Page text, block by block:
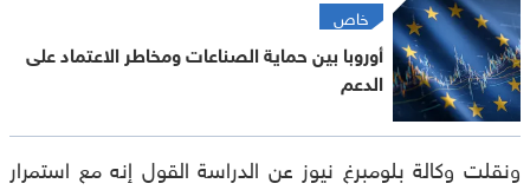
خاص
أوروبا بين حماية الصناعات ومخاطر الاعتماد على
الدعم
ونقلت وكالة بلومبرغ نيوز عن الدراسة القول إنه مع استمرار